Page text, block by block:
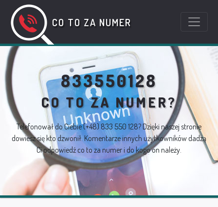
CO TO ZA NUMER
833550128
CO TO ZA NUMER?
Telefonował do Ciebie(+48) 833 550 128? Dzięki naszej stronie
dowiesz się kto dzwonił. Komentarze innych użytkowników dadzą
Ci odpowiedź co to za numer i do kogo on należy.